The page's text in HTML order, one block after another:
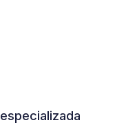
especializada